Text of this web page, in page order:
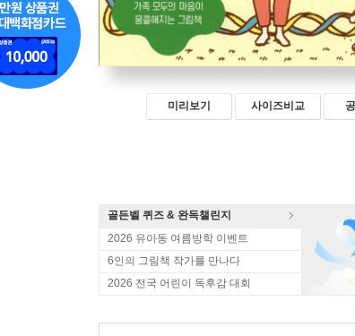
미리보기 사이즈비교
골든벨 퀴즈 & 완독챌린지
2026 유아동 여름방학 이벤트
6인의 그림책 작가를 만나다
2026 전국 어린이 독후감 대회